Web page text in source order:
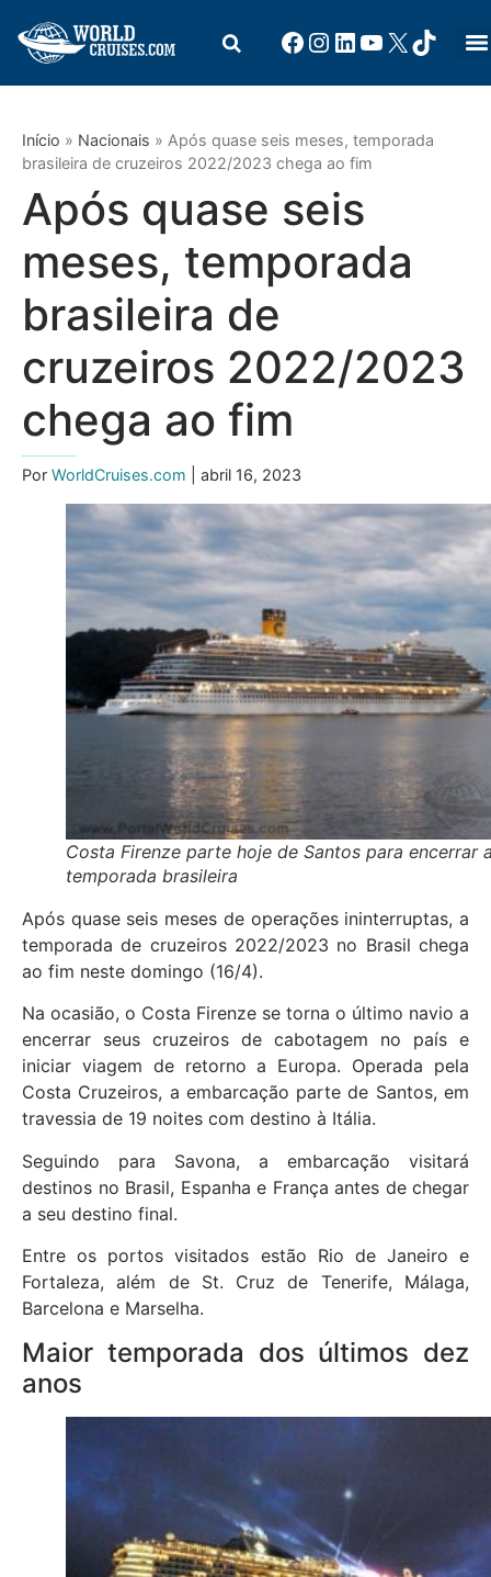
Início » Nacionais » Após quase seis meses, temporada
brasileira de cruzeiros 2022/2023 chega ao fim
Após quase seis
meses, temporada
brasileira de
cruzeiros 2022/2023
chega ao fim
Por WorldCruises.com | abril 16, 2023
Costa Firenze parte hoje de Santos para encerrar
temporada brasileira
Após quase seis meses de operações ininterruptas, a
temporada de cruzeiros 2022/2023 no Brasil chega
ao fim neste domingo (16/4).
Na ocasião, o Costa Firenze se torna o último navio a
encerrar seus cruzeiros de cabotagem no país e
iniciar viagem de retorno a Europa. Operada pela
Costa Cruzeiros, a embarcação parte de Santos, em
travessia de 19 noites com destino à Itália.
Seguindo para Savona, a embarcação visitará
destinos no Brasil, Espanha e França antes de chegar
a seu destino final.
Entre os portos visitados estão Rio de Janeiro e
Fortaleza, além de St. Cruz de Tenerife, Málaga,
Barcelona e Marselha.
Maior temporada dos últimos dez
anos